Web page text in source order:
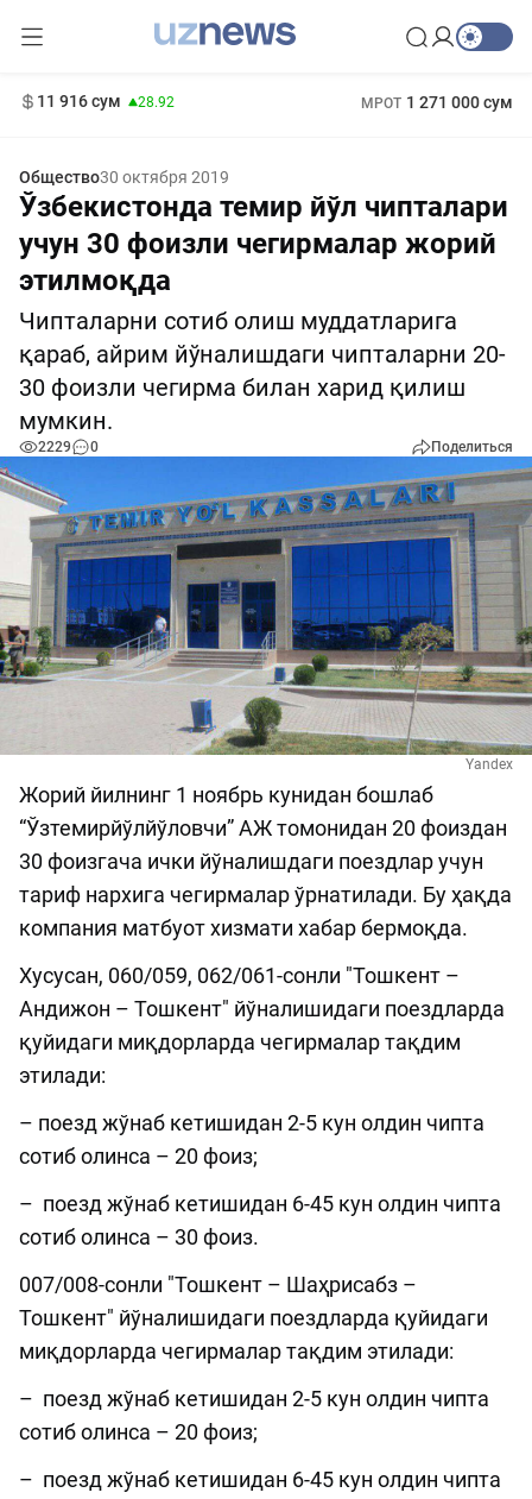
11 916 сум 28.92
13 749 сум
МРОТ 1 271 000 сум
412 000 сум
Общество30 октября 2019
Ўзбекистонда темир йўл чипталари
учун 30 фоизли чегирмалар жорий
этилмоқда
Чипталарни сотиб олиш муддатларига
қараб, айрим йўналишдаги чипталарни 20-
30 фоизли чегирма билан харид қилиш
мумкин.
2229 0 Поделиться
Yandex
Жорий йилнинг 1 ноябрь кунидан бошлаб
“Ўзтемирйўлйўловчи” АЖ томонидан 20 фоиздан
30 фоизгача ички йўналишдаги поездлар учун
тариф нархига чегирмалар ўрнатилади. Бу ҳақда
компания матбуот хизмати хабар бермоқда.
Хусусан, 060/059, 062/061-сонли "Тошкент –
Андижон – Тошкент" йўналишидаги поездларда
қуйидаги миқдорларда чегирмалар тақдим
этилади:
– поезд жўнаб кетишидан 2-5 кун олдин чипта
сотиб олинса – 20 фоиз;
– поезд жўнаб кетишидан 6-45 кун олдин чипта
сотиб олинса – 30 фоиз.
007/008-сонли "Тошкент – Шаҳрисабз –
Тошкент" йўналишидаги поездларда қуйидаги
миқдорларда чегирмалар тақдим этилади:
– поезд жўнаб кетишидан 2-5 кун олдин чипта
сотиб олинса – 20 фоиз;
– поезд жўнаб кетишидан 6-45 кун олдин чипта